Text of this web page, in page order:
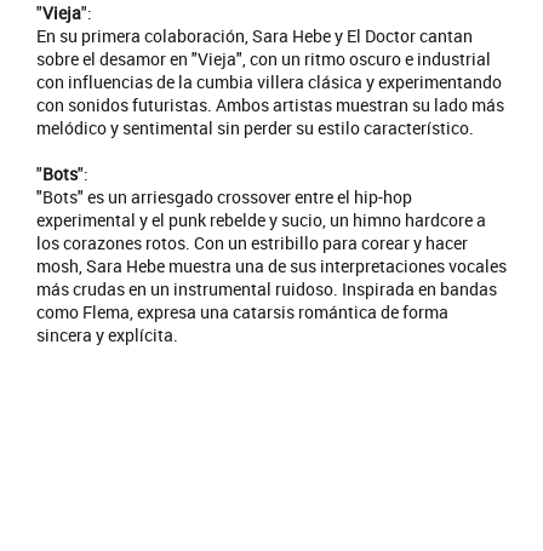
"Vieja":
En su primera colaboración, Sara Hebe y El Doctor cantan
sobre el desamor en "Vieja", con un ritmo oscuro e industrial
con influencias de la cumbia villera clásica y experimentando
con sonidos futuristas. Ambos artistas muestran su lado más
melódico y sentimental sin perder su estilo característico.
"Bots":
"Bots" es un arriesgado crossover entre el hip-hop
experimental y el punk rebelde y sucio, un himno hardcore a
los corazones rotos. Con un estribillo para corear y hacer
mosh, Sara Hebe muestra una de sus interpretaciones vocales
más crudas en un instrumental ruidoso. Inspirada en bandas
como Flema, expresa una catarsis romántica de forma
sincera y explícita.